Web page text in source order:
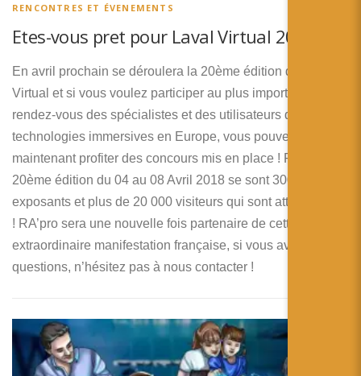
RENCONTRES ET ÉVENEMENTS
Etes-vous pret pour Laval Virtual 2018 ?
En avril prochain se déroulera la 20ème édition de Laval
Virtual et si vous voulez participer au plus important
rendez-vous des spécialistes et des utilisateurs des
technologies immersives en Europe, vous pouvez dès
maintenant profiter des concours mis en place ! Pour cette
20ème édition du 04 au 08 Avril 2018 se sont 300
exposants et plus de 20 000 visiteurs qui sont attendus
! RA’pro sera une nouvelle fois partenaire de cette
extraordinaire manifestation française, si vous avez des
questions, n’hésitez pas à nous contacter !